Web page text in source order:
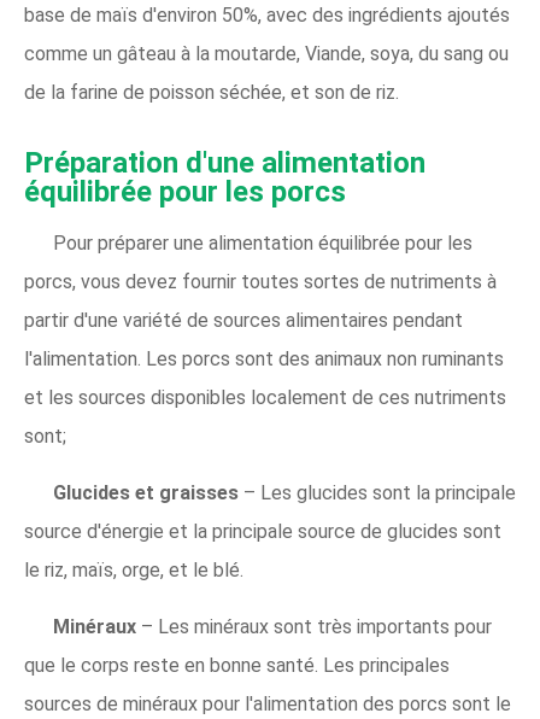
base de maïs d'environ 50%, avec des ingrédients ajoutés
comme un gâteau à la moutarde, Viande, soya, du sang ou
de la farine de poisson séchée, et son de riz.
Préparation d'une alimentation
équilibrée pour les porcs
Pour préparer une alimentation équilibrée pour les
porcs, vous devez fournir toutes sortes de nutriments à
partir d'une variété de sources alimentaires pendant
l'alimentation. Les porcs sont des animaux non ruminants
et les sources disponibles localement de ces nutriments
sont;
Glucides et graisses – Les glucides sont la principale
source d'énergie et la principale source de glucides sont
le riz, maïs, orge, et le blé.
Minéraux – Les minéraux sont très importants pour
que le corps reste en bonne santé. Les principales
sources de minéraux pour l'alimentation des porcs sont le